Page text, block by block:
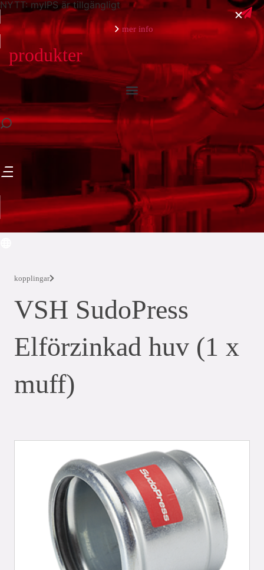
NYTT: myIPS är tillgängligt
mer info
stäng
produkter
kopplingar
VSH SudoPress
Elförzinkad huv (1 x
muff)